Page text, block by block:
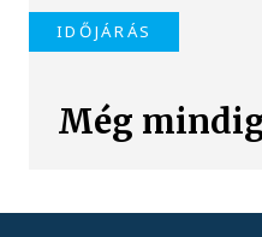
IDŐJÁRÁS
Még